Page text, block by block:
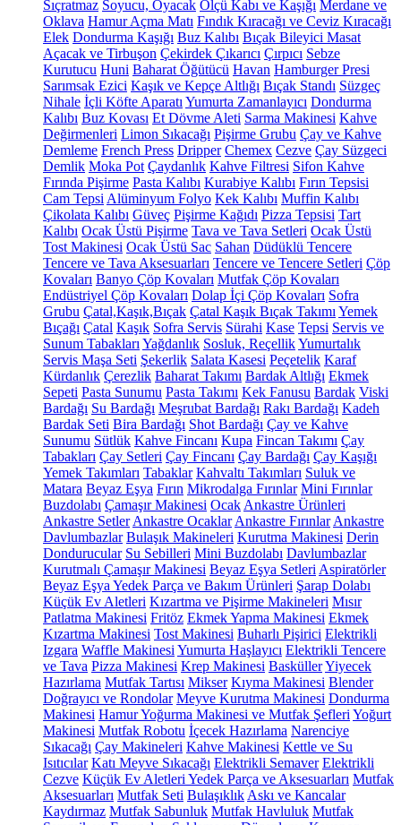
Sıçratmaz Soyucu, Oyacak Ölçü Kabı ve Kaşığı Merdane ve
Oklava Hamur Açma Matı Fındık Kıracağı ve Ceviz Kıracağı
Elek Dondurma Kaşığı Buz Kalıbı Bıçak Bileyici Masat
Açacak ve Tirbuşon Çekirdek Çıkarıcı Çırpıcı Sebze
Kurutucu Huni Baharat Öğütücü Havan Hamburger Presi
Sarımsak Ezici Kaşık ve Kepçe Altlığı Bıçak Standı Süzgeç
Nihale İçli Köfte Aparatı Yumurta Zamanlayıcı Dondurma
Kalıbı Buz Kovası Et Dövme Aleti Sarma Makinesi Kahve
Değirmenleri Limon Sıkacağı Pişirme Grubu Çay ve Kahve
Demleme French Press Dripper Chemex Cezve Çay Süzgeci
Demlik Moka Pot Çaydanlık Kahve Filtresi Sifon Kahve
Fırında Pişirme Pasta Kalıbı Kurabiye Kalıbı Fırın Tepsisi
Cam Tepsi Alüminyum Folyo Kek Kalıbı Muffin Kalıbı
Çikolata Kalıbı Güveç Pişirme Kağıdı Pizza Tepsisi Tart
Kalıbı Ocak Üstü Pişirme Tava ve Tava Setleri Ocak Üstü
Tost Makinesi Ocak Üstü Sac Sahan Düdüklü Tencere
Tencere ve Tava Aksesuarları Tencere ve Tencere Setleri Çöp
Kovaları Banyo Çöp Kovaları Mutfak Çöp Kovaları
Endüstriyel Çöp Kovaları Dolap İçi Çöp Kovaları Sofra
Grubu Çatal,Kaşık,Bıçak Çatal Kaşık Bıçak Takımı Yemek
Bıçağı Çatal Kaşık Sofra Servis Sürahi Kase Tepsi Servis ve
Sunum Tabakları Yağdanlık Sosluk, ReçellikYumurtalık
Servis Maşa Seti Şekerlik Salata Kasesi Peçetelik Karaf
Kürdanlık Çerezlik Baharat Takımı Bardak Altlığı Ekmek
Sepeti Pasta Sunumu Pasta Takımı Kek Fanusu Bardak Viski
Bardağı Su Bardağı Meşrubat Bardağı Rakı Bardağı Kadeh
Bardak Seti Bira Bardağı Shot Bardağı Çay ve Kahve
Sunumu Sütlük Kahve Fincanı Kupa Fincan Takımı Çay
Tabakları Çay Setleri Çay Fincanı Çay Bardağı Çay Kaşığı
Yemek Takımları Tabaklar Kahvaltı Takımları Suluk ve
Matara Beyaz Eşya Fırın Mikrodalga Fırınlar Mini Fırınlar
Buzdolabı Çamaşır Makinesi Ocak Ankastre Ürünleri
Ankastre Setler Ankastre Ocaklar Ankastre Fırınlar Ankastre
Davlumbazlar Bulaşık Makineleri Kurutma Makinesi Derin
Dondurucular Su Sebilleri Mini Buzdolabı Davlumbazlar
Kurutmalı Çamaşır Makinesi Beyaz Eşya Setleri Aspiratörler
Beyaz Eşya Yedek Parça ve Bakım Ürünleri Şarap Dolabı
Küçük Ev Aletleri Kızartma ve Pişirme Makineleri Mısır
Patlatma Makinesi Fritöz Ekmek Yapma Makinesi Ekmek
Kızartma Makinesi Tost Makinesi Buharlı Pişirici Elektrikli
Izgara Waffle Makinesi Yumurta Haşlayıcı Elektrikli Tencere
ve Tava Pizza Makinesi Krep Makinesi BasküllerYiyecek
Hazırlama Mutfak Tartısı Mikser Kıyma Makinesi Blender
Doğrayıcı ve Rondolar Meyve Kurutma Makinesi Dondurma
Makinesi Hamur Yoğurma Makinesi ve Mutfak Şefleri Yoğurt
Makinesi Mutfak Robotu İçecek Hazırlama Narenciye
Sıkacağı Çay Makineleri Kahve Makinesi Kettle ve Su
Isıtıcılar Katı Meyve Sıkacağı Elektrikli Semaver Elektrikli
Cezve Küçük Ev Aletleri Yedek Parça ve Aksesuarları Mutfak
Aksesuarları Mutfak Seti Bulaşıklık Askı ve Kancalar
Kaydırmaz Mutfak Sabunluk Mutfak Havluluk Mutfak